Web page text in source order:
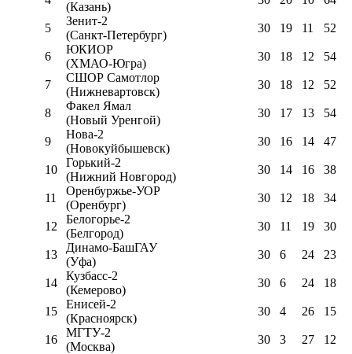
(Казань)
5
Зенит-2
(Санкт-Петербург)
30 19 11 52
6
ЮКИОР
(ХМАО-Югра)
30 18 12 54
7
СШОР Самотлор
(Нижневартовск)
30 18 12 52
8
Факел Ямал
(Новый Уренгой)
30 17 13 54
9
Нова-2
(Новокуйбышевск)
30 16 14 47
10
Горький-2
(Нижний Новгород)
30 14 16 38
11
Оренбуржье-УОР
(Оренбург)
30 12 18 34
12
Белогорье-2
(Белгород)
30 11 19 30
13
Динамо-БашГАУ
(Уфа)
30 6 24 23
14
Кузбасс-2
(Кемерово)
30 6 24 18
15
Енисей-2
(Красноярск)
30 4 26 15
16
МГТУ-2
(Москва)
30 3 27 12